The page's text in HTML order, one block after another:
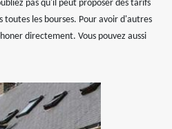
pas qu'il peut proposer des tarifs
toutes les bourses. Pour avoir d'autres
directement. Vous pouvez aussi